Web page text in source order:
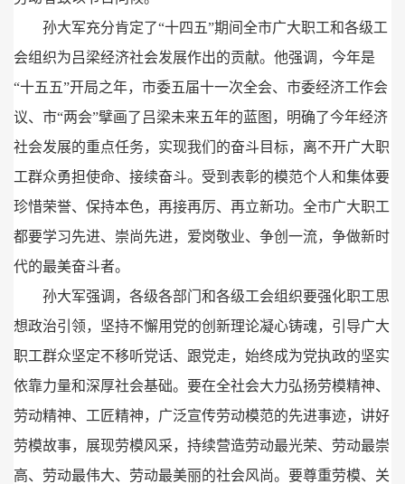
孙大军充分肯定了“十四五”期间全市广大职工和各级工
会组织为吕梁经济社会发展作出的贡献。 他强调， 今年是
“十五五”开局之年， 市委五届十一次全会、 市委经济工作会
议、 市“两会”擘画了吕梁未来五年的蓝图， 明确了今年经济
社会发展的重点任务， 实现我们的奋斗目标， 离不开广大职
工群众勇担使命、 接续奋斗。 受到表彰的模范个人和集体要
珍惜荣誉、 保持本色， 再接再厉、 再立新功。 全市广大职工
都要学习先进、 崇尚先进， 爱岗敬业、 争创一流， 争做新时
代的最美奋斗者。
孙大军强调， 各级各部门和各级工会组织要强化职工思
想政治引领， 坚持不懈用党的创新理论凝心铸魂， 引导广大
职工群众坚定不移听党话、 跟党走， 始终成为党执政的坚实
依靠力量和深厚社会基础。 要在全社会大力弘扬劳模精神、
劳动精神、 工匠精神， 广泛宣传劳动模范的先进事迹， 讲好
劳模故事， 展现劳模风采， 持续营造劳动最光荣、 劳动最崇
高、 劳动最伟大、 劳动最美丽的社会风尚。 要尊重劳模、 关